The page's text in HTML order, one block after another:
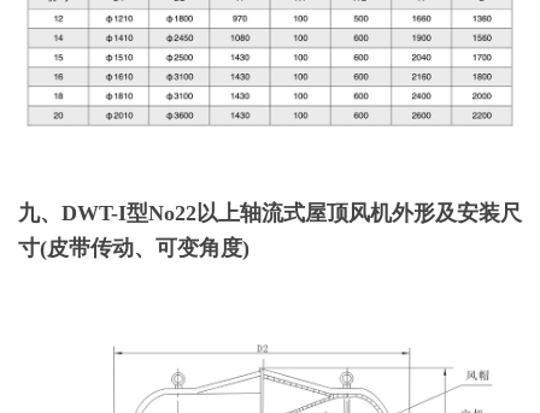
九、DWT-I型No22以上轴流式屋顶风机外形及安装尺
寸(皮带传动、可变角度)